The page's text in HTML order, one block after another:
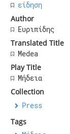
είδηση
Author
Ευριπίδης
Translated Title
Medea
Play Title
Μήδεια
Collection
Press
Tags